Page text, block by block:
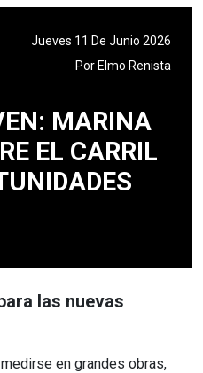
Jueves 11 De Junio 2026
Por Elmo Renista
MARINA
EL CARRIL
las nuevas
en grandes obras,